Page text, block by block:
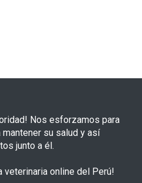
Nos esforzamos para
su salud y así
junto a él.
veterinaria online del Perú!